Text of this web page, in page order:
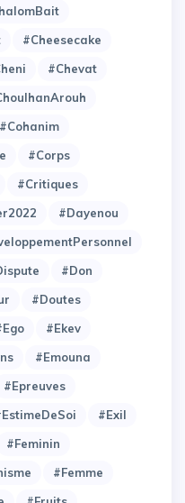
#Cheesecake
#Chevat
#Cohanim
#Corps
#Critiques
#Dayenou
#Don
#Doutes
#Ekev
#Emouna
#Epreuves
#Exil
#Feminin
#Femme